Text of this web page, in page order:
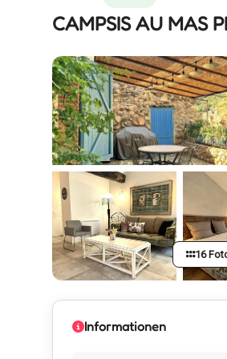
CAMPSIS AU MAS
16
Informationen